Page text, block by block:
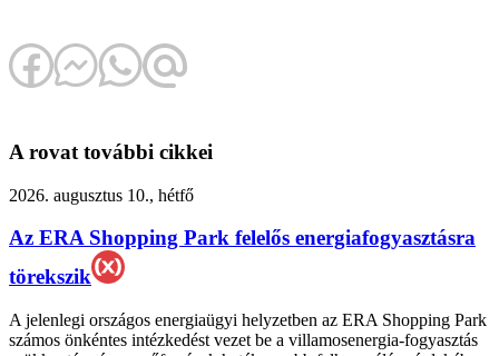
A rovat további cikkei
2026. augusztus 10., hétfő
Az ERA Shopping Park felelős energiafogyasztásra
törekszik
A jelenlegi országos energiaügyi helyzetben az ERA Shopping Park
számos önkéntes intézkedést vezet be a villamosenergia-fogyasztás